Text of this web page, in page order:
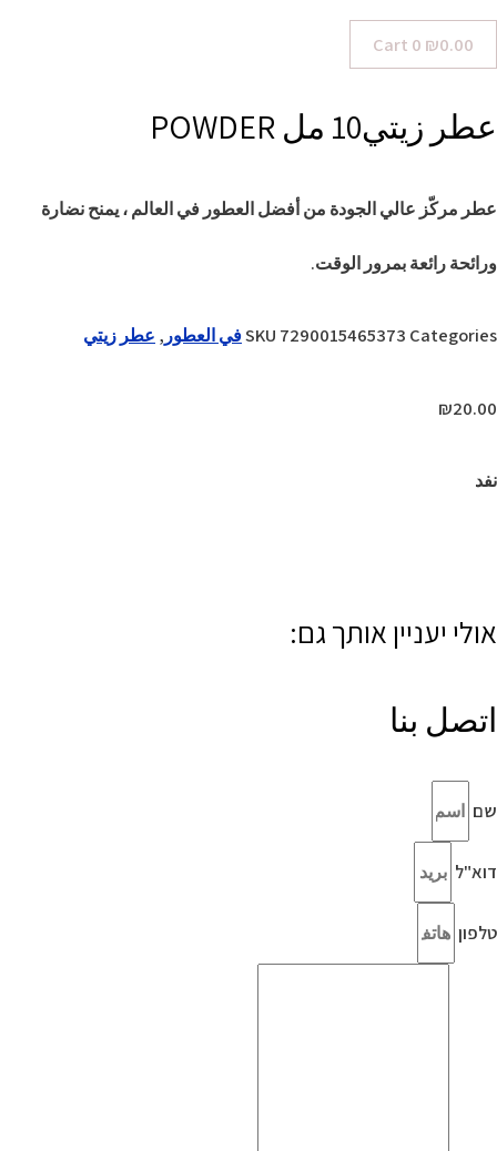
₪0.00
0
Cart
عطر زيتي10 مل POWDER
عطر مركّز عالي الجودة من أفضل العطور في العالم ، يمنح نضارة
ورائحة رائعة بمرور الوقت.
SKU 7290015465373 Categories في العطور, عطر زيتي
₪20.00
نفد
אולי יעניין אותך גם:
اتصل بنا
שם
דוא"ל
טלפון